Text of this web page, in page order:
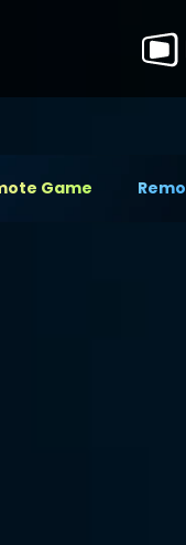
Game